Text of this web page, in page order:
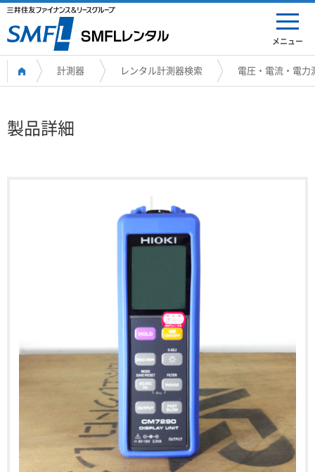
メニュー
計測器 レンタル計測器検索 電圧・電流・電力
製品詳細